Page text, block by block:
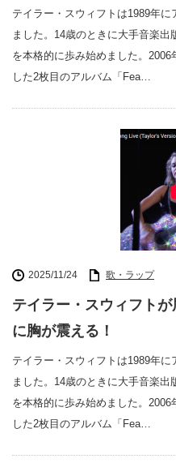
テイラー・スウィフトは1989年
ました。14歳のときに大手音楽
を本格的に歩み始めました。
した2枚目のアルバム「Fea…
2025/11/24 歌・ラップ
テイラー・スウィフト
に胸が震える！
テイラー・スウィフトは1989年
ました。14歳のときに大手音楽
を本格的に歩み始めました。
した2枚目のアルバム「Fea…